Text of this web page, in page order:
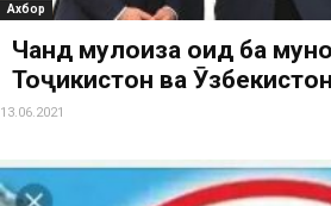
Ахбор
Чанд мулоҳиза оид ба
Тоҷикистон ва Ӯзбекистон
13.06.2021